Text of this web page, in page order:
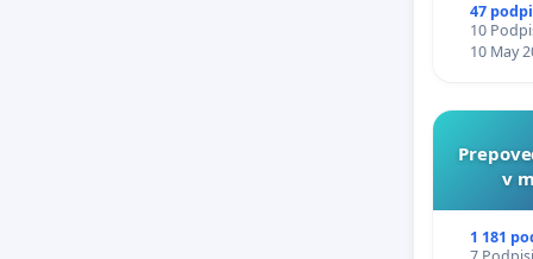
47
10
10 May
v
1 181